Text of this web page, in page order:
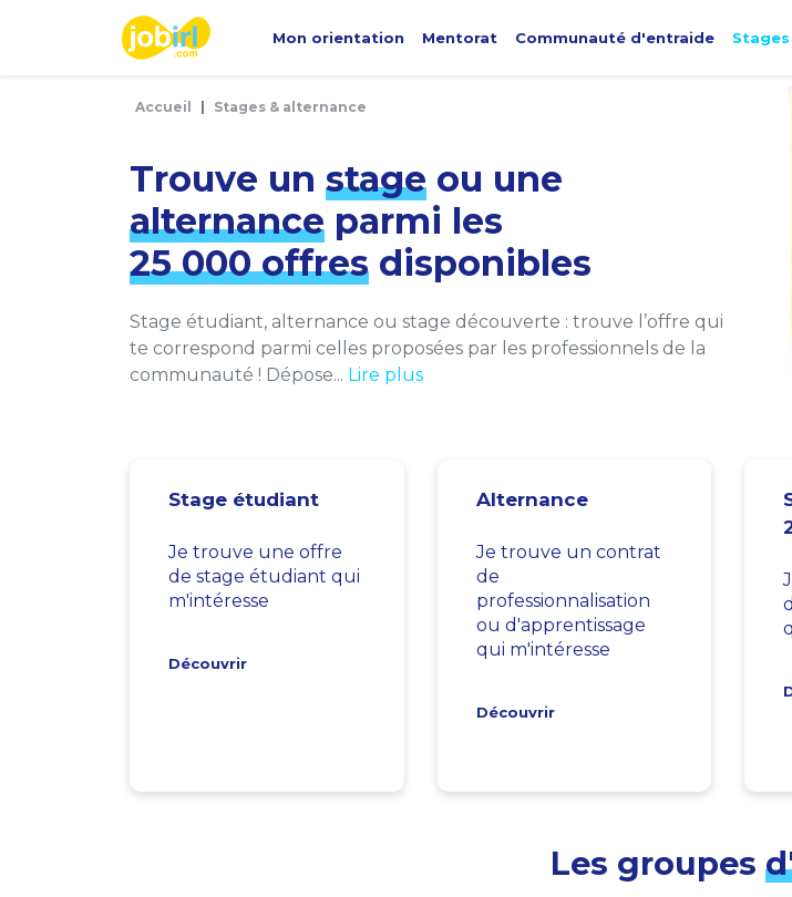
Mon orientation Mentorat Communauté d'entraide
Accueil Stages & alternance
Trouve un stage ou une
alternance parmi les
25 000 offres disponibles
Stage étudiant, alternance ou stage découverte : trouve l’offre qui
te correspond parmi celles proposées par les professionnels de la
communauté ! Dépose... Lire plus
Stage étudiant
Je trouve une offre
de stage étudiant qui
m'intéresse
Découvrir
Alternance
Je trouve un contrat
de
professionnalisation
ou d'apprentissage
qui m'intéresse
Découvrir
Les groupes
Panneau de gestion des cookies